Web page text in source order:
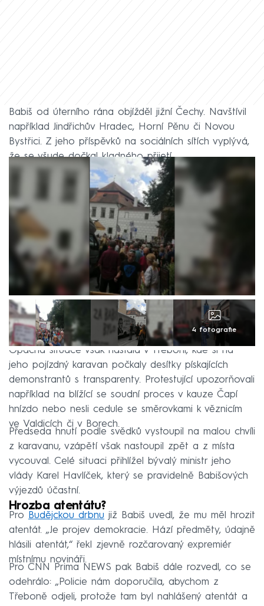
Babiš od úterního rána objížděl jižní Čechy. Navštívil
například Jindřichův Hradec, Horní Pěnu či Novou
Bystřici. Z jeho příspěvků na sociálních sítích vyplývá,
že se všude dočkal kladného přijetí.
4 fotografie
Opačná situace však nastala v Třeboni, kde si na
jeho pojízdný karavan počkaly desítky pískajících
demonstrantů s transparenty. Protestující upozorňovali
například na blížící se soudní proces v kauze Čapí
hnízdo nebo nesli cedule se směrovkami k věznicím
ve Valdicích či v Borech.
Předseda hnutí podle svědků vystoupil na malou chvíli
z karavanu, vzápětí však nastoupil zpět a z místa
vycouval. Celé situaci přihlížel bývalý ministr jeho
vlády Karel Havlíček, který se pravidelně Babišových
výjezdů účastní.
Hrozba atentátu?
Pro Budějckou drbnu již Babiš uvedl, že mu měl hrozit
atentát. „Je projev demokracie. Hází předměty, údajně
hlásili atentát,“ řekl zjevně rozčarovaný expremiér
místnímu novináři.
Pro CNN Prima NEWS pak Babiš dále rozvedl, co se
odehrálo: „Policie nám doporučila, abychom z
Třeboně odjeli, protože tam byl nahlášený atentát a